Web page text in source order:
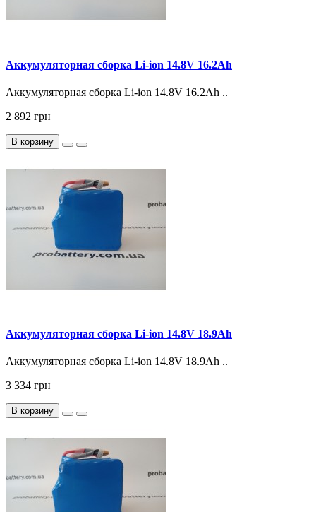
Аккумуляторная сборка Li-ion 14.8V 16.2Ah
Аккумуляторная сборка Li-ion 14.8V 16.2Ah ..
2 892 грн
В корзину
Аккумуляторная сборка Li-ion 14.8V 18.9Ah
Аккумуляторная сборка Li-ion 14.8V 18.9Ah ..
3 334 грн
В корзину